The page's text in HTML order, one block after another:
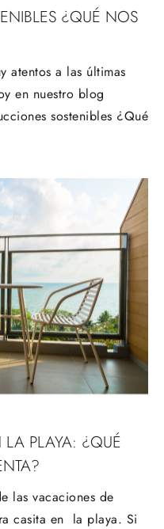
¿QUÉ NOS
atentos a las últimas
en nuestro blog
sostenibles ¿Qué
PLAYA: ¿QUÉ
las vacaciones de
casita en la playa. Si